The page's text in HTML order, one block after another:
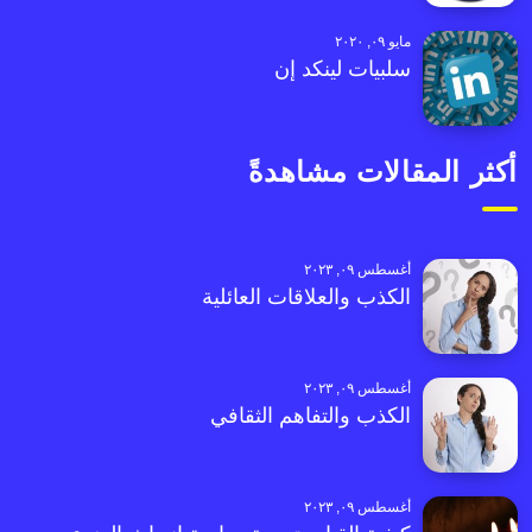
مايو ٠٩, ٢٠٢٠
سلبيات لينكد إن
أكثر المقالات مشاهدةً
أغسطس ٠٩, ٢٠٢٣
الكذب والعلاقات العائلية
أغسطس ٠٩, ٢٠٢٣
الكذب والتفاهم الثقافي
أغسطس ٠٩, ٢٠٢٣